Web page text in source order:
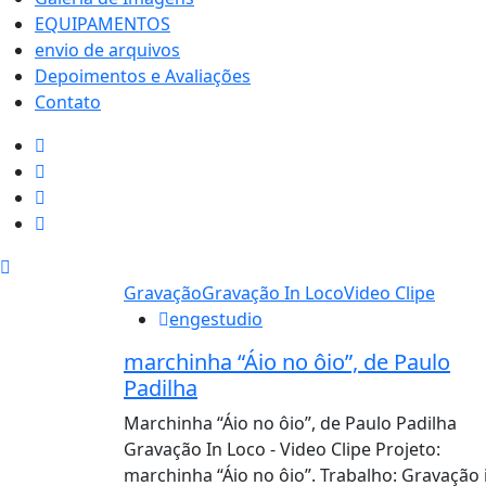
EQUIPAMENTOS
envio de arquivos
Depoimentos e Avaliações
Contato
GravaçãoGravação In LocoVideo Clipe
engestudio
marchinha “Áio no ôio”, de Paulo
Padilha
Marchinha “Áio no ôio”, de Paulo Padilha
Gravação In Loco - Video Clipe Projeto:
marchinha “Áio no ôio”. Trabalho: Gravação